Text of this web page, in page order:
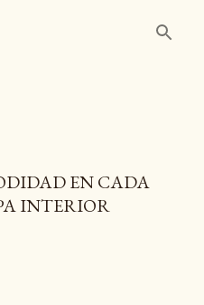
EN CADA
INTERIOR